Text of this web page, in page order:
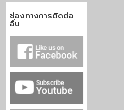
ช่องทางการติดต่อ
อื่น